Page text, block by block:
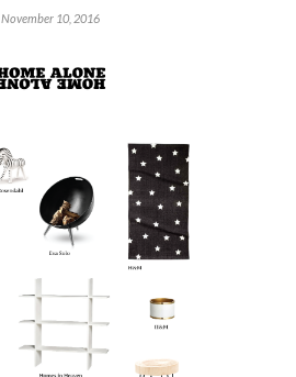
November 10, 2016